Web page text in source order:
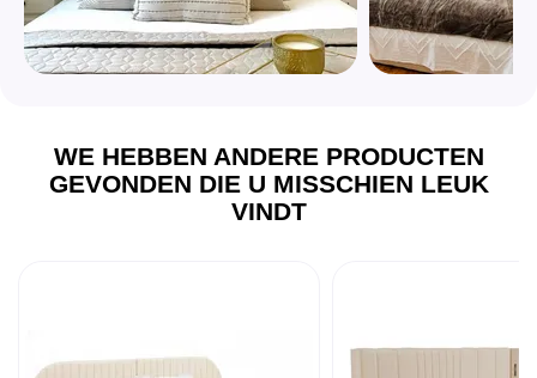
WE HEBBEN ANDERE PRODUCTEN
GEVONDEN DIE U MISSCHIEN LEUK
VINDT